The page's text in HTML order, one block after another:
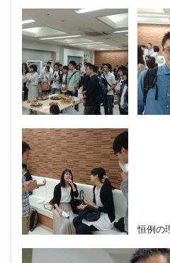
恒例の